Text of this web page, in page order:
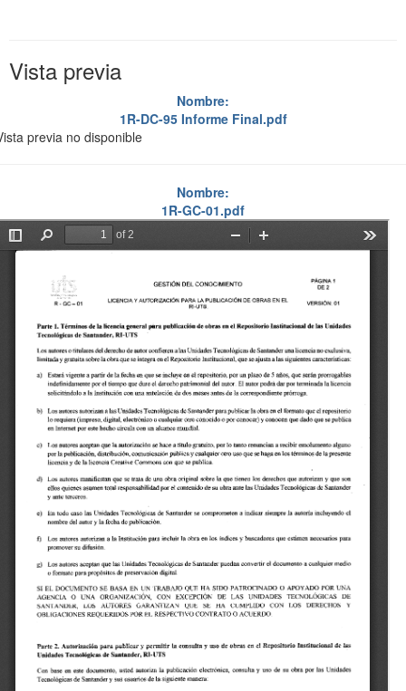
Vista previa
Nombre:
1R-DC-95 Informe Final.pdf
previa no disponible
Nombre:
1R-GC-01.pdf